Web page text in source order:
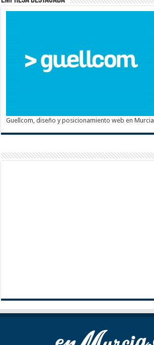
Guellcom, diseño y posicionamiento web en Murcia